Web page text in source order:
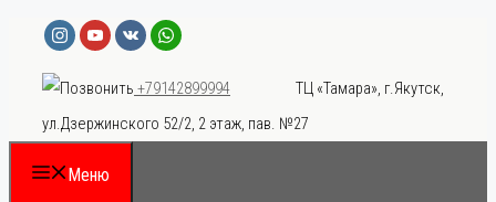
Перейти
содержимому
+79142899994
ТЦ «Тамара», г.Якутск,
ул.Дзержинского 52/2, 2 этаж, пав. №27
Меню